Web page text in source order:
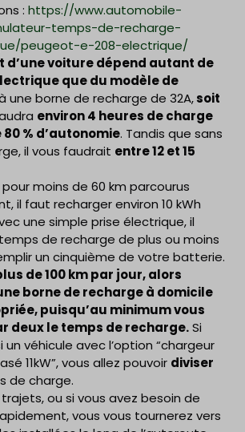
: https://www.automobile-
temps-de-recharge-
peugeot-e-208-electrique/
d’une voiture dépend autant de
que du modèle de
une borne de recharge de 32A,soit
environ 4 heures de charge
% d’autonomie. Tandis que sans
il vous faudrait entre 12 et 15
moins de 60 km parcourus
il faut recharger environ 10 kWh
une simple prise électrique, il
de recharge de plus ou moins
un cinquième de votre batterie.
de 100 km par jour, alors
borne de recharge à domicile
puisqu’au minimum vous
deuxle temps de recharge.Si
un véhicule avec l’option “chargeur
11kW”, vous allez pouvoir diviser
de charge.
ou si vous avez besoin de
vous vous tournerez vers